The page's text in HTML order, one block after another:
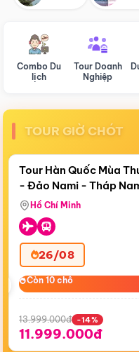
Combo Du
lịch
Tour Doanh
Nghiệp
TOUR GIỜ CHÓT
Còn18 ngày 16:18:31
Bay Sun Phuquoc
Tour Hàn Quốc Mùa
- Đảo Nami - Tháp
Airways)
Hồ Chí Minh
26/08
Còn 10 chỗ
Còn 10 chỗ
13.999.000đ -14%
11.999.000đ